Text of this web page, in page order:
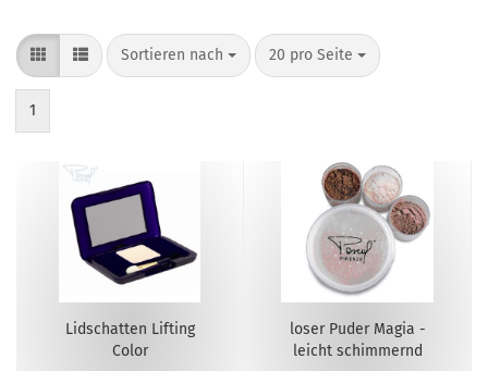
Sortieren nach
Sortieren nach 20 pro Seite
pro Seite
1
Lidschatten Lifting
Color
loser Puder Magia -
leicht schimmernd